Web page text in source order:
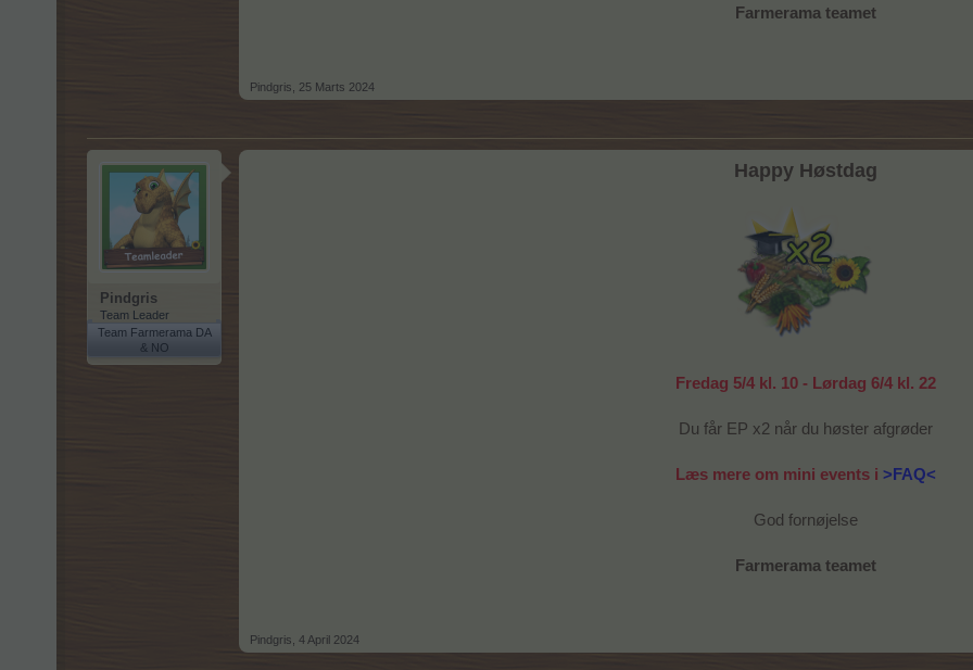
Farmerama teamet
Pindgris 25 Marts 2024
Pindgris
Team Leader
Team Farmerama DA
& NO
Happy Høstdag
Fredag 5/4 kl. 10 - Lørdag 6/4 kl. 22
Du får EP x2 når du høster afgrøder
Læs mere om mini events i >FAQ<
God fornøjelse
Farmerama teamet
Pindgris 4 April 2024